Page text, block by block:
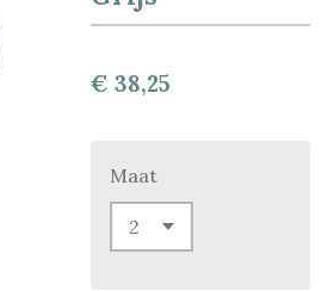
€ 38,25
Maat